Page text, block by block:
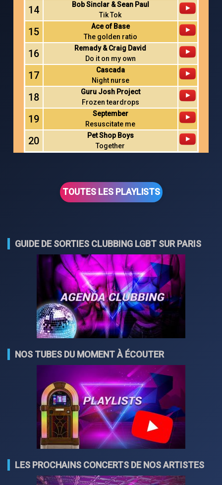
14
Bob Sinclar & Sean Paul
Tik Tok
15
Ace of Base
The golden ratio
16
Remady & Craig David
Do it on my own
17
Cascada
Night nurse
18
Guru Josh Project
Frozen teardrops
19
September
Resuscitate me
20
Pet Shop Boys
Together
TOUTES LES PLAYLISTS
GUIDE DE SORTIES CLUBBING LGBT SUR PARIS
NOS TUBES DU MOMENT À ÉCOUTER
LES PROCHAINS CONCERTS DE NOS ARTISTES